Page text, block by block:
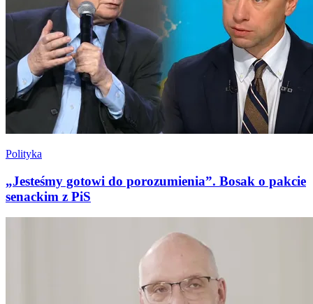
Polityka
„Jesteśmy gotowi do porozumienia”. Bosak o pakcie
senackim z PiS